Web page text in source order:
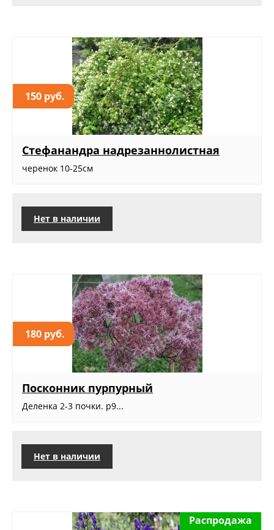
150 руб.
Стефанандра надрезаннолистная
черенок 10-25см
Нет в наличии
180 руб.
Посконник пурпурный
Деленка 2-3 почки. р9...
Нет в наличии
Распродажа